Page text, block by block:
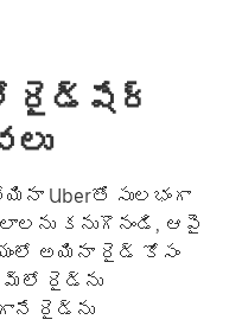
రైడ్‌షేర్
Uberతో సులభంగా
కనుగొనండి, ఆపై
అయినా రైడ్ కోసం
రైడ్‌ను
రైడ్‌ను